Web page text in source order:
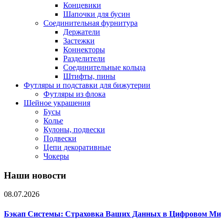
Концевики
Шапочки для бусин
Соединительная фурнитура
Держатели
Застежки
Коннекторы
Разделители
Соединительные кольца
Штифты, пины
Футляры и подставки для бижутерии
Футляры из флока
Шейное украшения
Бусы
Колье
Кулоны, подвески
Подвески
Цепи декоративные
Чокеры
Наши новости
08.07.2026
Бэкап Системы: Страховка Ваших Данных в Цифровом